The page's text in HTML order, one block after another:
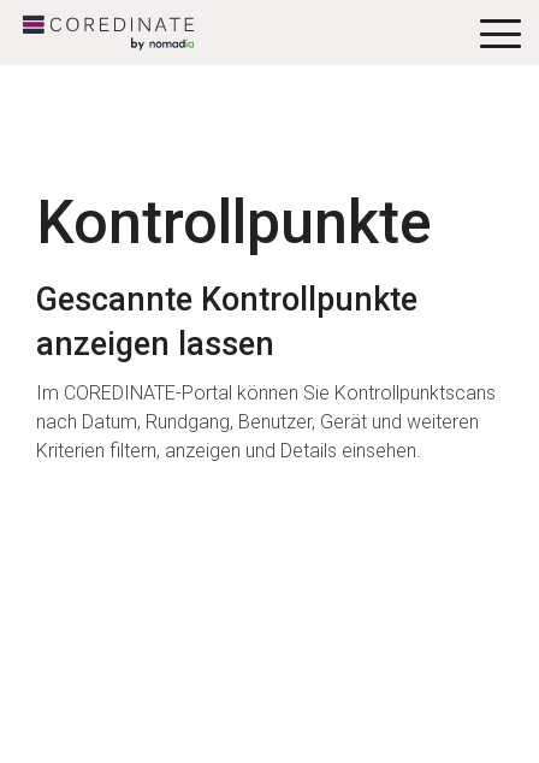
Kontrollpunkte
Gescannte Kontrollpunkte
anzeigen lassen
Im COREDINATE-Portal können Sie Kontrollpunktscans
nach Datum, Rundgang, Benutzer, Gerät und weiteren
Kriterien filtern, anzeigen und Details einsehen.